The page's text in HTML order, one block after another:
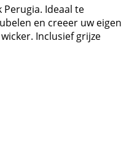
Ideaal te
en creeer uw eigen
Inclusief grijze